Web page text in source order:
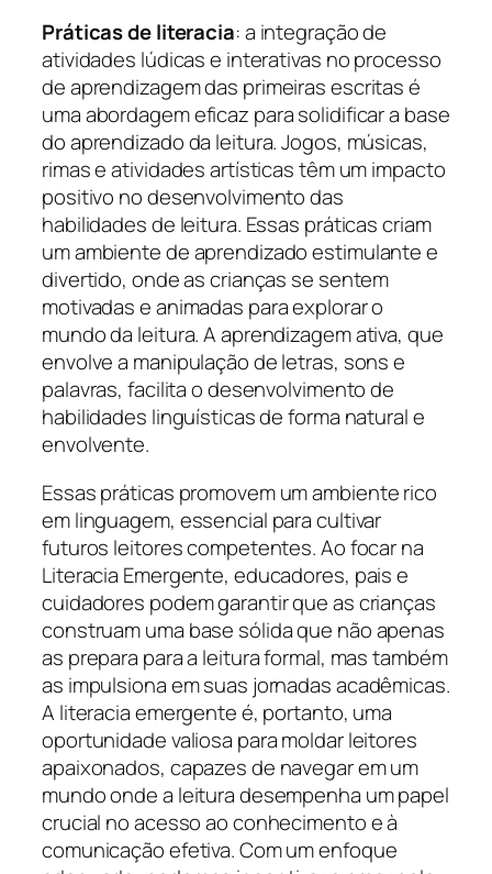
Práticas de literacia: a integração de
atividades lúdicas e interativas no processo
de aprendizagem das primeiras escritas é
uma abordagem eficaz para solidificar a base
do aprendizado da leitura. Jogos, músicas,
rimas e atividades artísticas têm um impacto
positivo no desenvolvimento das
habilidades de leitura. Essas práticas criam
um ambiente de aprendizado estimulante e
divertido, onde as crianças se sentem
motivadas e animadas para explorar o
mundo da leitura. A aprendizagem ativa, que
envolve a manipulação de letras, sons e
palavras, facilita o desenvolvimento de
habilidades linguísticas de forma natural e
envolvente.
Essas práticas promovem um ambiente rico
em linguagem, essencial para cultivar
futuros leitores competentes. Ao focar na
Literacia Emergente, educadores, pais e
cuidadores podem garantir que as crianças
construam uma base sólida que não apenas
as prepara para a leitura formal, mas também
as impulsiona em suas jornadas acadêmicas.
A literacia emergente é, portanto, uma
oportunidade valiosa para moldar leitores
apaixonados, capazes de navegar em um
mundo onde a leitura desempenha um papel
crucial no acesso ao conhecimento e à
comunicação efetiva. Com um enfoque